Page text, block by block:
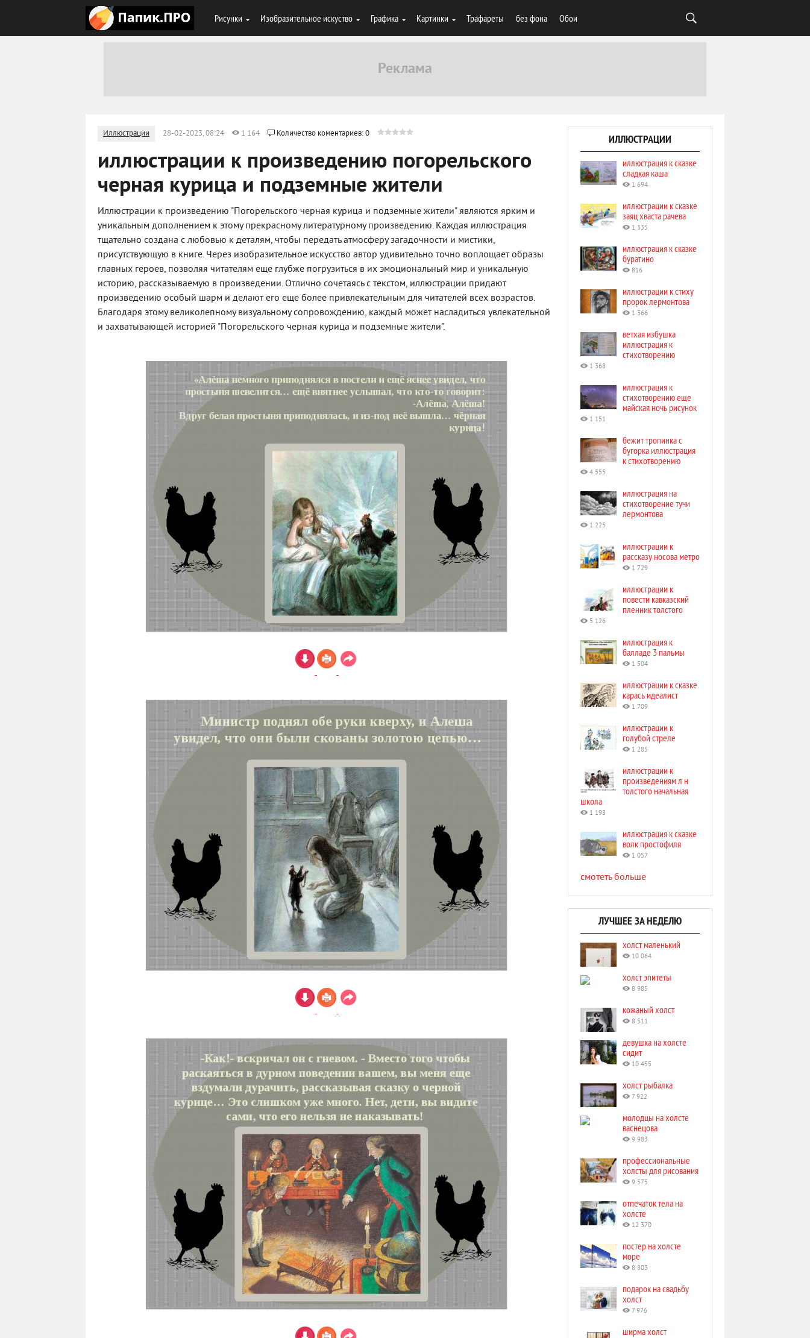
Рисунки Изобразительное искуство Графика Картинки Трафареты без фона Обои
Иллюстрации 28-02-2023, 08:24 1 164 Количество коментариев: 0
иллюстрации к произведению погорельского
черная курица и подземные жители
Иллюстрации к произведению "Погорельского черная курица и подземные жители" являются ярким и
уникальным дополнением к этому прекрасному литературному произведению. Каждая иллюстрация
тщательно создана с любовью к деталям, чтобы передать атмосферу загадочности и мистики,
присутствующую в книге. Через изобразительное искусство автор удивительно точно воплощает образы
главных героев, позволяя читателям еще глубже погрузиться в их эмоциональный мир и уникальную
историю, рассказываемую в произведении. Отлично сочетаясь с текстом, иллюстрации придают
произведению особый шарм и делают его еще более привлекательным для читателей всех возрастов.
Благодаря этому великолепному визуальному сопровождению, каждый может насладиться увлекательной
и захватывающей историей "Погорельского черная курица и подземные жители".
ИЛЛЮСТРАЦИИ
иллюстрация к сказке
сладкая каша
1 694
иллюстрации к сказке
заяц хваста рачева
1 335
иллюстрация к сказке
буратино
816
иллюстрации к стиху
пророк лермонтова
1 366
ветхая избушка
иллюстрация к
стихотворению
1 368
иллюстрация к
стихотворению еще
майская ночь рисунок
1 151
бежит тропинка с
бугорка иллюстрация
к стихотворению
4 555
иллюстрация на
стихотворение тучи
лермонтова
1 225
иллюстрации к
рассказу носова метро
1 729
иллюстрации к
повести кавказский
пленник толстого
5 126
иллюстрация к
балладе 3 пальмы
1 504
иллюстрации к сказке
карась идеалист
1 709
иллюстрации к
голубой стреле
1 285
иллюстрации к
произведениям л н
толстого начальная
школа
1 198
иллюстрация к сказке
волк простофиля
1 057
смотеть больше
ЛУЧШЕЕ ЗА НЕДЕЛЮ
холст маленький
10 064
холст эпитеты
8 985
кожаный холст
8 511
девушка на холсте
сидит
10 455
холст рыбалка
7 922
молодцы на холсте
васнецова
9 983
профессиональные
холсты для рисования
9 575
отпечаток тела на
холсте
12 370
постер на холсте
море
8 803
подарок на свадьбу
холст
7 976
ширма холст